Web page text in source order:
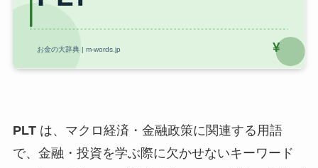
PLTは、マクロ経済・金融政策に関連する用語
で、金融・投資を学ぶ際に欠かせないキーワード